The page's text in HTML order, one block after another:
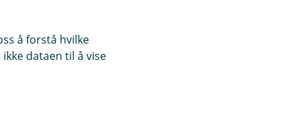
å forstå hvilke
dataen til å vise